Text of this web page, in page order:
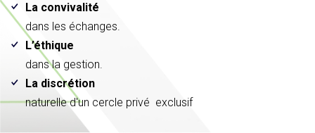
La convivalité
dans les échanges.
L’éthique
dans la gestion.
La discrétion
naturelle d'un cercle privé exclusif